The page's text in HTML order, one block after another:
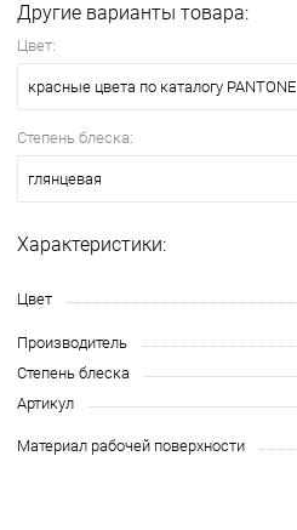
Другие варианты товара:
Цвет:
красные цвета по каталогу PANTONE
Степень блеска:
глянцевая
Характеристики:
Цвет
Производитель
Степень блеска
Артикул
Материал рабочей поверхности